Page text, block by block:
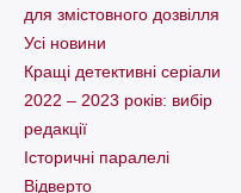
для змістовного дозвілля
Усі новини
Кращі детективні серіали
2022 – 2023 років: вибір
редакції
Історичні паралелі
Відверто